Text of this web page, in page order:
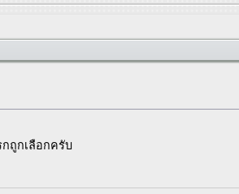
กถูกเลือกครับ